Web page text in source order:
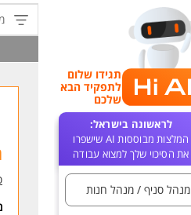
תגידו שלום
לתפקיד הבא
שלכם
לראשונה בישראל:
המלצות מבוססות AI שישפרו
את הסיכוי שלך למצוא עבודה
מנהל סניף / מנהל חנות